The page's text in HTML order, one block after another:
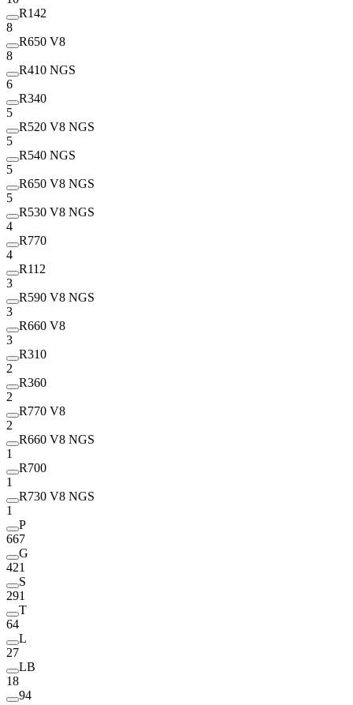
R142
8
R650 V8
8
R410 NGS
6
R340
5
R520 V8 NGS
5
R540 NGS
5
R650 V8 NGS
5
R530 V8 NGS
4
R770
4
R112
3
R590 V8 NGS
3
R660 V8
3
R310
2
R360
2
R770 V8
2
R660 V8 NGS
1
R700
1
R730 V8 NGS
1
P
667
G
421
S
291
T
64
L
27
LB
18
94